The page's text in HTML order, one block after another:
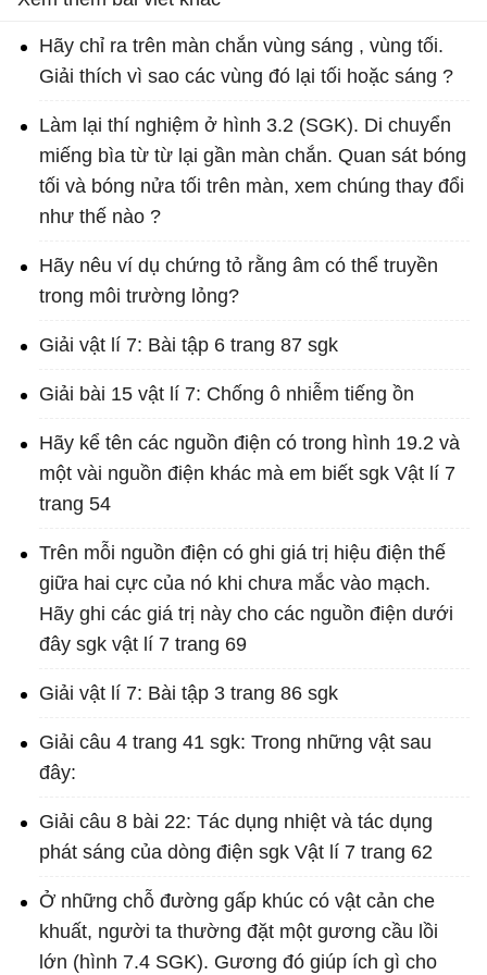
Hãy chỉ ra trên màn chắn vùng sáng , vùng tối.
Giải thích vì sao các vùng đó lại tối hoặc sáng ?
Làm lại thí nghiệm ở hình 3.2 (SGK). Di chuyển
miếng bìa từ từ lại gần màn chắn. Quan sát bóng
tối và bóng nửa tối trên màn, xem chúng thay đổi
như thế nào ?
Hãy nêu ví dụ chứng tỏ rằng âm có thể truyền
trong môi trường lỏng?
Giải vật lí 7: Bài tập 6 trang 87 sgk
Giải bài 15 vật lí 7: Chống ô nhiễm tiếng ồn
Hãy kể tên các nguồn điện có trong hình 19.2 và
một vài nguồn điện khác mà em biết sgk Vật lí 7
trang 54
Trên mỗi nguồn điện có ghi giá trị hiệu điện thế
giữa hai cực của nó khi chưa mắc vào mạch.
Hãy ghi các giá trị này cho các nguồn điện dưới
đây sgk vật lí 7 trang 69
Giải vật lí 7: Bài tập 3 trang 86 sgk
Giải câu 4 trang 41 sgk: Trong những vật sau
đây:
Giải câu 8 bài 22: Tác dụng nhiệt và tác dụng
phát sáng của dòng điện sgk Vật lí 7 trang 62
Ở những chỗ đường gấp khúc có vật cản che
khuất, người ta thường đặt một gương cầu lồi
lớn (hình 7.4 SGK). Gương đó giúp ích gì cho